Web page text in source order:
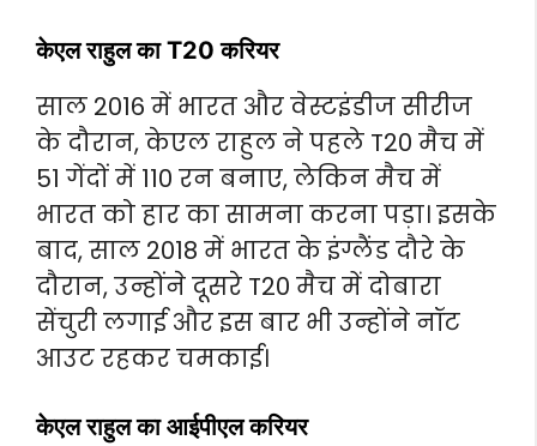
केएल राहुल का T20 करियर
साल 2016 में भारत और वेस्टइंडीज सीरीज
के दौरान, केएल राहुल ने पहले T20 मैच में
51 गेंदों में 110 रन बनाए, लेकिन मैच में
भारत को हार का सामना करना पड़ा। इसके
बाद, साल 2018 में भारत के इंग्लैंड दौरे के
दौरान, उन्होंने दूसरे T20 मैच में दोबारा
सेंचुरी लगाई और इस बार भी उन्होंने नॉट
आउट रहकर चमकाई।
केएल राहुल का आईपीएल करियर